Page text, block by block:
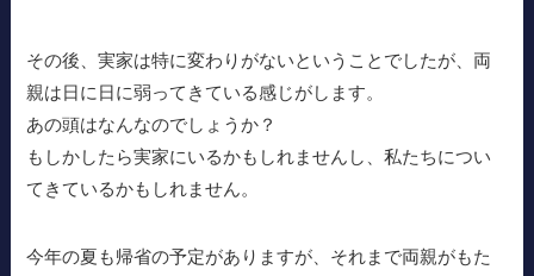
その後、実家は特に変わりがないということでしたが、両
親は日に日に弱ってきている感じがします。
あの頭はなんなのでしょうか？
もしかしたら実家にいるかもしれませんし、私たちについ
てきているかもしれません。
今年の夏も帰省の予定がありますが、それまで両親がもた